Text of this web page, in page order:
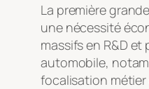
La première
une nécessité
massifs en R&D
automobile,
focalisation métier